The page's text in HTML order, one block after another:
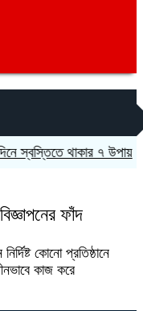
স্বস্তিতে থাকার ৭ উপায়
ফাঁদ
কোনো প্রতিষ্ঠানে
কাজ করে